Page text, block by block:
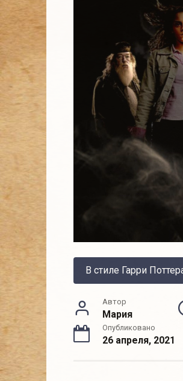
В стиле Гарри
Автор
Мария
Опубликовано
26 апреля, 2021